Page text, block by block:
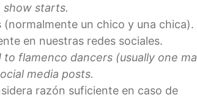
show starts.
un chico y una chica).
en nuestras redes sociales.
flamenco dancers (usually one
media posts.
razón suficiente en caso de